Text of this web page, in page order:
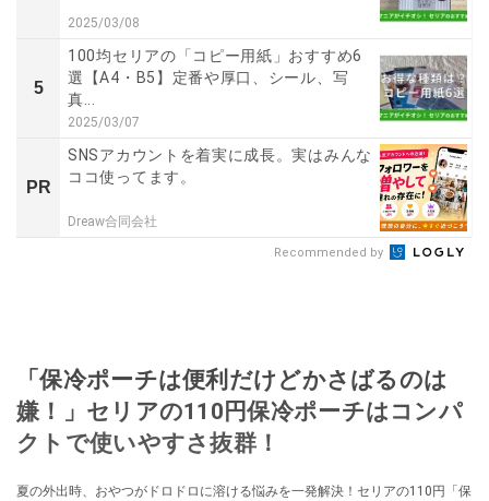
2025/03/08
5
100均セリアの「コピー用紙」おすすめ6
選【A4・B5】定番や厚口、シール、写
真...
2025/03/07
PR
SNSアカウントを着実に成長。実はみんな
ココ使ってます。
Dreaw合同会社
Recommended by
「保冷ポーチは便利だけどかさばるのは
嫌！」セリアの110円保冷ポーチはコンパ
クトで使いやすさ抜群！
夏の外出時、おやつがドロドロに溶ける悩みを一発解決！セリアの110円「保